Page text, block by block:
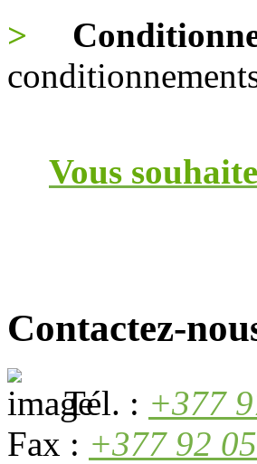
>
Vous
Contactez-
Tél. : +377
Fax : +377 92